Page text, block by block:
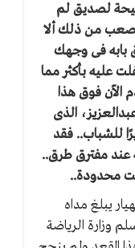
لصديق لم
من ذلك ألا
فى وجهك
عليه بأكثر مما
الآن فوق هذا
الذى
للشباب.. فقد
عند مفترق طرق..
محدودة..
يبلغ مداه
وزارة الرياضة